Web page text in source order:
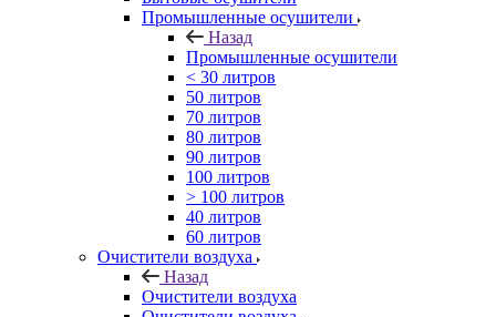
Промышленные осушители
Назад
Промышленные осушители
< 30 литров
50 литров
70 литров
80 литров
90 литров
100 литров
> 100 литров
40 литров
60 литров
Очистители воздуха
Назад
Очистители воздуха